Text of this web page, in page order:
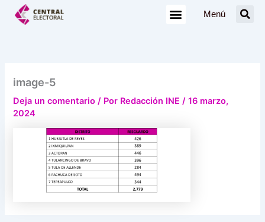
Menú
image-5
Deja un comentario / Por Redacción INE/16 marzo,
2024